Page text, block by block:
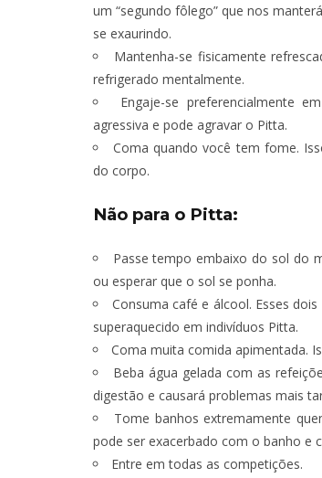
um “segundo fôlego” que nos
se exaurindo.
Mantenha-se fisicamente
refrigerado mentalmente.
Engaje-se preferencialmente
agressiva e pode agravar o Pitta.
Coma quando você tem fome.
do corpo.
Não para o Pitta:
Passe tempo embaixo do sol do
ou esperar que o sol se ponha.
Consuma café e álcool. Esses
superaquecido em indivíduos Pitta.
Coma muita comida apimentada.
Beba água gelada com as
digestão e causará problemas mais
Tome banhos extremamente
pode ser exacerbado com o banho e
Entre em todas as competições.